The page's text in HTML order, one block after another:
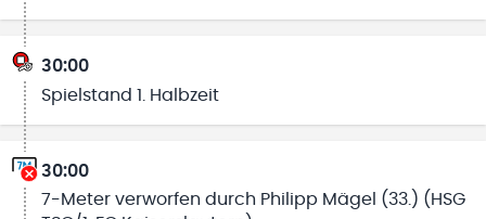
30:00
Spielstand 1. Halbzeit
30:00
7-Meter verworfen durch Philipp Mägel (33.) (HSG